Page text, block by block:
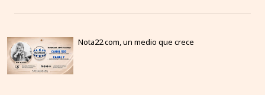
Nota22.com, un medio que crece